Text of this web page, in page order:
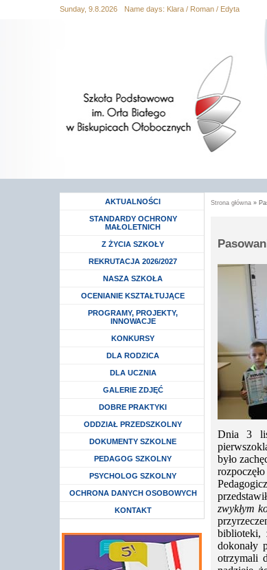
Sunday, 9.8.2026 Name days: Klara / Roman / Edyta
AKTUALNOŚCI
STANDARDY OCHRONY
MAŁOLETNICH
Rozwiń menu
Z ŻYCIA SZKOŁY
Rozwiń menu
REKRUTACJA 2026/2027
Rozwiń menu
NASZA SZKOŁA
Rozwiń menu
OCENIANIE KSZTAŁTUJĄCE
Rozwiń menu
PROGRAMY, PROJEKTY,
INNOWACJE
Rozwiń menu
KONKURSY
Rozwiń menu
DLA RODZICA
Rozwiń menu
DLA UCZNIA
GALERIE ZDJĘĆ
DOBRE PRAKTYKI
Rozwiń menu
ODDZIAŁ PRZEDSZKOLNY
DOKUMENTY SZKOLNE
Rozwiń menu
PEDAGOG SZKOLNY
Rozwiń menu
PSYCHOLOG SZKOLNY
Rozwiń menu
OCHRONA DANYCH OSOBOWYCH
KONTAKT
Strona główna »
Dnia 3
było
zwykłym
biblioteki,
dokonały
otrzymali